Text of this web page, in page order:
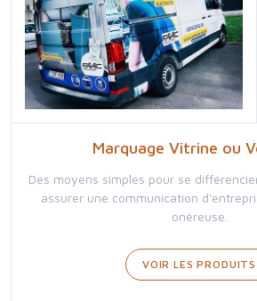
Marquage Vitrine ou
Des moyens simples pour se
assurer une communication
onéreuse.
VOIR LES PRODUITS